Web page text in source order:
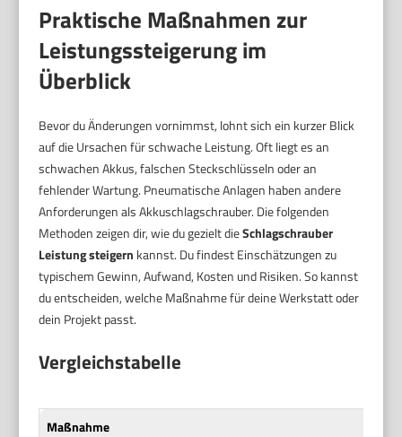
Praktische Maßnahmen zur
Leistungssteigerung im
Überblick
Bevor du Änderungen vornimmst, lohnt sich ein kurzer Blick
auf die Ursachen für schwache Leistung. Oft liegt es an
schwachen Akkus, falschen Steckschlüsseln oder an
fehlender Wartung. Pneumatische Anlagen haben andere
Anforderungen als Akkuschlagschrauber. Die folgenden
Methoden zeigen dir, wie du gezielt dieSchlagschrauber
Leistung steigern kannst. Du findest Einschätzungen zu
typischem Gewinn, Aufwand, Kosten und Risiken. So kannst
du entscheiden, welche Maßnahme für deine Werkstatt oder
dein Projekt passt.
Vergleichstabelle
Maßnahme